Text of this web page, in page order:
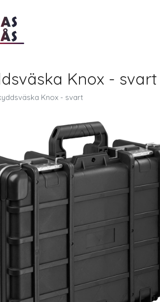
Knox - svart
Knox - svart